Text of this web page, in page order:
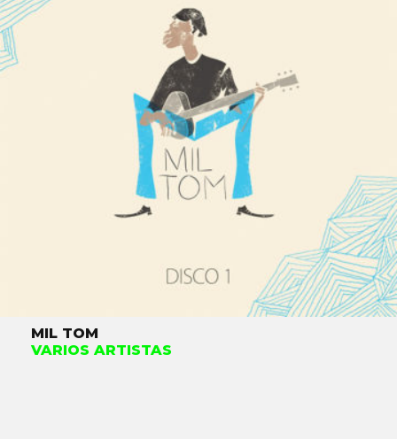
MIL TOM
VARIOS ARTISTAS